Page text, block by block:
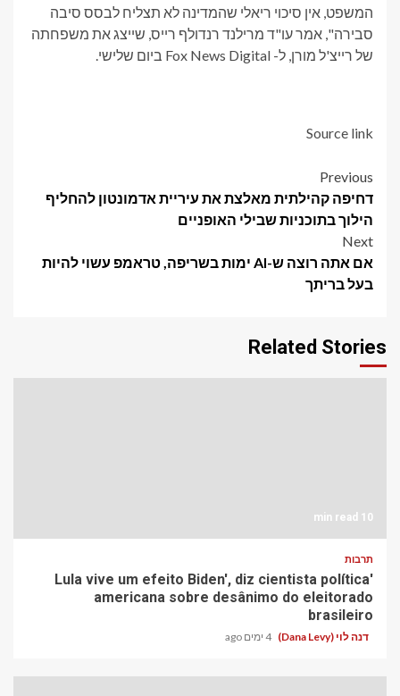
המשפט, אין סיכוי ריאלי שהמדינה לא תצליח לבסס סיבה
סבירה", אמר עו"ד מרילנד רנדולף רייס, שייצג את משפחתה
של רייצ'ל מורן, ל- Fox News Digital ביום שלישי.
Source link
Post
navigation
Previous
דחיפה קהילתית מאלצת את עיריית אדמונטון להחליף
הילוך בתוכניות שבילי האופניים
Next
אם אתה רוצה ש-AI ימות בשריפה, טראמפ עשוי להיות
בעל בריתך
Related Stories
10 min read
תרבות
'Lula vive um efeito Biden', diz cientista política
americana sobre desânimo do eleitorado
brasileiro
דנה לוי (Dana Levy) 4 ימים ago